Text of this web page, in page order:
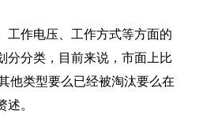
工作电压、工作方式等方面的
分分类，目前来说，市面上比
他类型要么已经被淘汰要么在
。